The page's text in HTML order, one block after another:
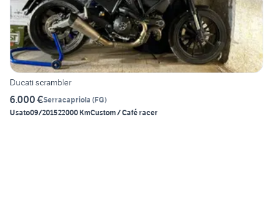
Ducati scrambler
6.000 €Serracapriola (FG)
Usato09/201522000 KmCustom / Café racer